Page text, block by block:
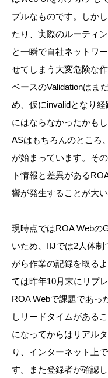
プルなものです。しか
たり、実際のルーティ
と一瞬で自社ネットワ
せてしまう大変危険な
ベースのValidationはま
め、仮にinvalidとなり
にはならなかったかも
ASはもちろんのところ
が始まっています。そ
ト情報と差異がある
響が発生することが大
現時点ではROA Webの
いため、IIJでは2人体
がら作業の記録を取る
ては昨年10月末にリプ
ROA Webで課題であっ
しリードタイムがある
になってからはリアル
り、インターネット上
す。また登録者が確認